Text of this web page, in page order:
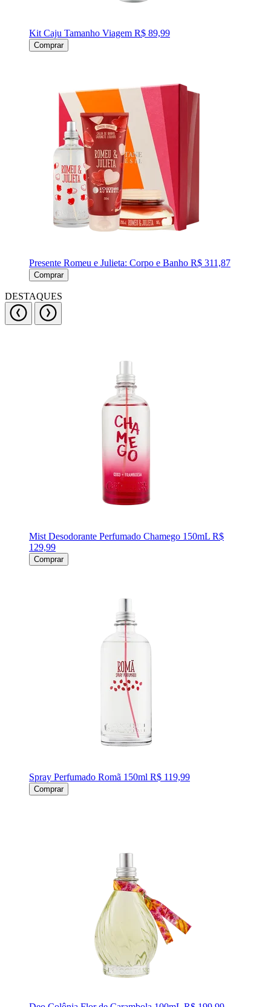
Kit Caju Tamanho Viagem R$ 89,99
Comprar
Presente Romeu e Julieta: Corpo e Banho R$ 311,87
Comprar
DESTAQUES
Mist Desodorante Perfumado Chamego 150mL R$
129,99
Comprar
Spray Perfumado Romã 150ml R$ 119,99
Comprar